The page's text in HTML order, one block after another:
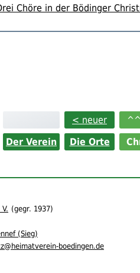
Chöre in der Bödinger
< neuer
Der Verein Die Orte
(gegr. 1937)
(Sieg)
boedingen.de